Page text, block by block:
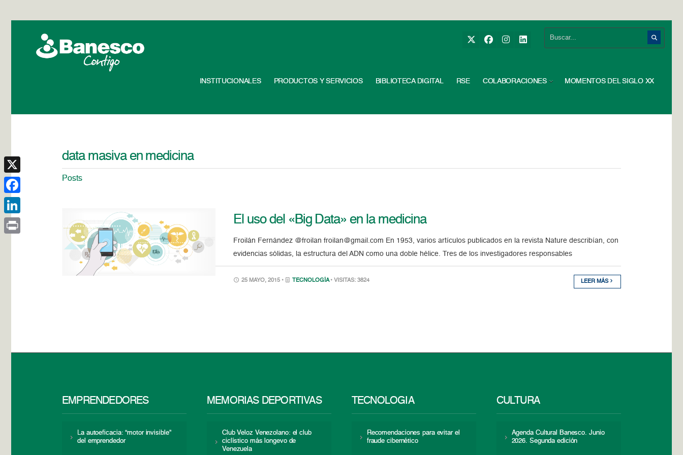
INSTITUCIONALES PRODUCTOS Y SERVICIOS BIBLIOTECA DIGITAL RSE COLABORACIONES MOMENTOS DEL SIGLO XX
data masiva en medicina
Posts
El uso del «Big Data» en la medicina
Froilán Fernández @froilan froilan@gmail.com En 1953, varios artículos publicados en la revista Nature describían, con
evidencias sólidas, la estructura del ADN como una doble hélice. Tres de los investigadores responsables
25 MAYO, 2015 • TECNOLOGÍA • VISITAS: 3824 LEER MÁS
EMPRENDEDORES
La autoeficacia: “motor invisible”
del emprendedor
MEMORIAS DEPORTIVAS
Club Veloz Venezolano: el club
ciclístico más longevo de
Venezuela
TECNOLOGÍA
Recomendaciones para evitar el
fraude cibernético
CULTURA
Agenda Cultural Banesco. Junio
2026. Segunda edición
X
Facebook
LinkedIn